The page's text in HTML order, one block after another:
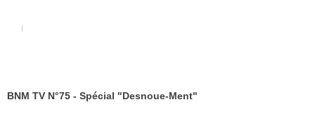
BNM TV N°75 - Spécial "Desnoue-Ment"